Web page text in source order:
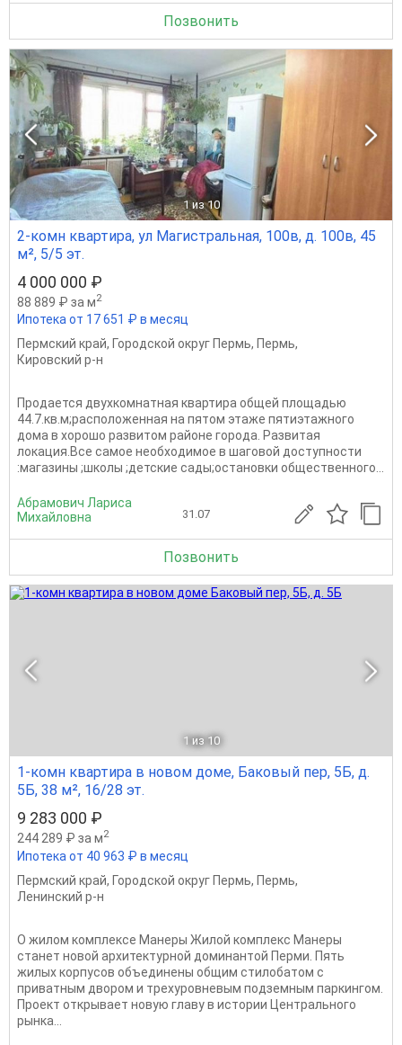
Позвонить
1 из 10
2-комн квартира, ул Магистральная, 100в, д. 100в, 45
м², 5/5 эт.
4 000 000 ₽
88 889 ₽ за м2
Ипотека от 17 651 ₽ в месяц
Пермский край, Городской округ Пермь, Пермь,
Кировский р-н
Продается двухкомнатная квартира общей площадью
44.7.кв.м;расположенная на пятом этаже пятиэтажного
дома в хорошо развитом районе города. Развитая
локация.Все самое необходимое в шаговой доступности
:магазины ;школы ;детские сады;остановки общественного...
Абрамович Лариса
Михайловна
31.07
Позвонить
1 из 10
1-комн квартира в новом доме, Баковый пер, 5Б, д.
5Б, 38 м², 16/28 эт.
9 283 000 ₽
244 289 ₽ за м2
Ипотека от 40 963 ₽ в месяц
Пермский край, Городской округ Пермь, Пермь,
Ленинский р-н
О жилом комплексе Манеры Жилой комплекс Манеры
станет новой архитектурной доминантой Перми. Пять
жилых корпусов объединены общим стилобатом с
приватным двором и трехуровневым подземным паркингом.
Проект открывает новую главу в истории Центрального
рынка...